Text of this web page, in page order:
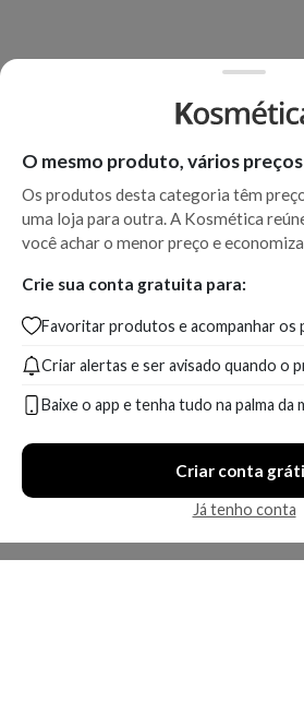
Economize R$ 88,14 (47%)
Joico K-PAK Color Therapy
A partir de:
R$
Até:
R$
187,13
Compare
A
R$
O mesmo produto, vários preços
Os produtos desta categoria têm
uma loja para outra. A Kosmética
você achar o menor preço e
Crie sua conta gratuita para:
Favoritar produtos e acompanhar os
Criar alertas e ser avisado quando o
Baixe o app e tenha tudo na palma da
Criar conta
Já tenho conta